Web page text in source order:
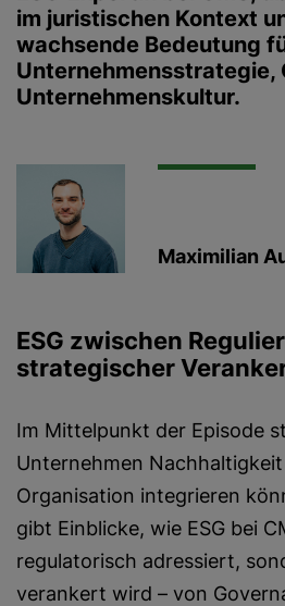
im juristischen Kontext
wachsende Bedeutung
Unternehmensstrategie,
Unternehmenskultur.
Maximilian
ESG zwischen
strategischer
Im Mittelpunkt der Episode
Unternehmen
Organisation integrieren
gibt Einblicke, wie ESG bei
regulatorisch adressiert,
verankert wird – von